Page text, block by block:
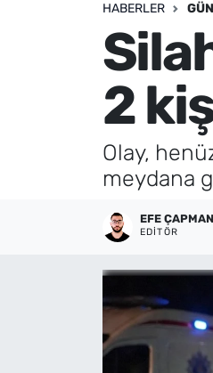
HABERLER
2
Olay,
meydana
EFE ÇAPMAN
EDITÖR
İletişim